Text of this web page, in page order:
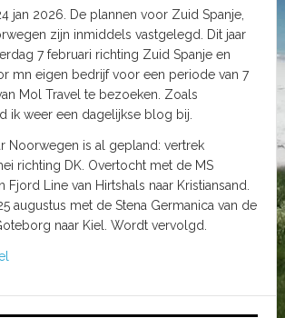
jan 2026. De plannen voor Zuid Spanje,
zijn inmiddels vastgelegd. Dit jaar
7 februari richting Zuid Spanje en
mn eigen bedrijf voor een periode van 7
Mol Travel te bezoeken. Zoals
ik weer een dagelijkse blog bij.
Noorwegen is al gepland: vertrek
richting DK. Overtocht met de MS
Fjord Line van Hirtshals naar Kristiansand.
augustus met de Stena Germanica van de
naar Kiel. Wordt vervolgd.